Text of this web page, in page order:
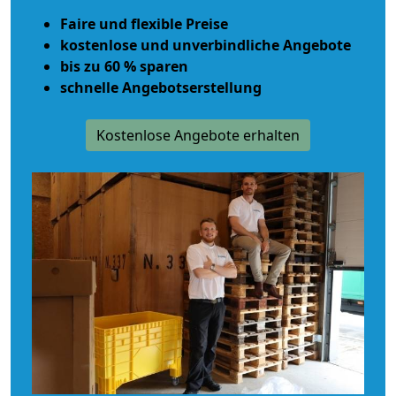
Faire und flexible Preise
kostenlose und unverbindliche Angebote
bis zu 60 % sparen
schnelle Angebotserstellung
Kostenlose Angebote erhalten